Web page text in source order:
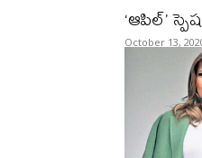
‘ఆపిల్’‌
October 13,